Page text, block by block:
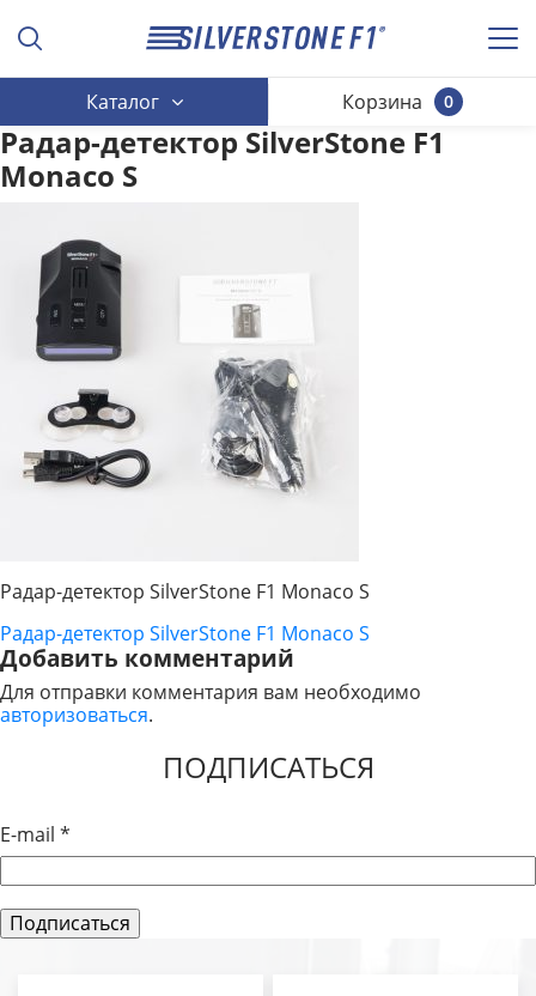
Каталог 0
Корзина
Радар-детектор SilverStone F1
Monaco S
Радар-детектор SilverStone F1 Monaco S
НАВИГАЦИЯ
ПО
ЗАПИСЯМ
Радар-детектор SilverStone F1 Monaco S
Добавить комментарий
Для отправки комментария вам необходимо
авторизоваться.
ПОДПИСАТЬСЯ
E-mail *